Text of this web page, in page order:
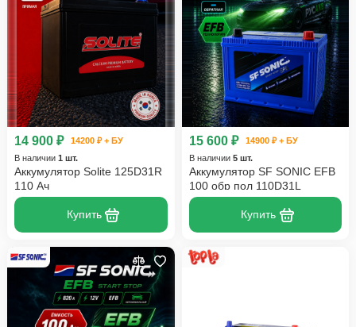
14 900 ₽
14200 ₽ + БУ
В наличии 1 шт.
Аккумулятор Solite 125D31R
110 Ач
Купить
15 600 ₽
14900 ₽ + БУ
В наличии 5 шт.
Аккумулятор SF SONIC EFB
100 обр пол 110D31L
Купить